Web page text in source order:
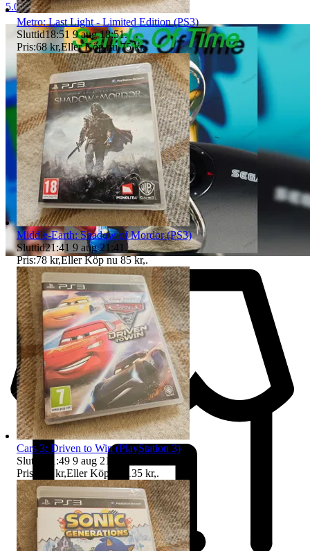
5.0
Metro: Last Light - Limited Edition (PS3)
Sluttid18:51 9 aug 18:51.
Pris:68 kr,Eller Köp nu 75 kr,.
Middle-Earth: Shadow of Mordor (PS3)
Sluttid21:41 9 aug 21:41 .
Pris:78 kr,Eller Köp nu 85 kr,.
Cars 3: Driven to Win (PlayStation 3)
Sluttid
21:49 9 aug 21:49
Pris:
128 kr,Eller Köp nu 135 kr,.